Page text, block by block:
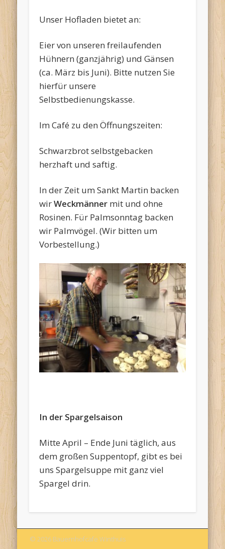
Unser Hofladen bietet an:
Eier von unseren freilaufenden
Hühnern (ganzjährig) und Gänsen
(ca. März bis Juni). Bitte nutzen Sie
hierfür unsere
Selbstbedienungskasse.
Im Café zu den Öffnungszeiten:
Schwarzbrot selbstgebacken
herzhaft und saftig.
In der Zeit um Sankt Martin backen
wirWeckmänner mit und ohne
Rosinen. Für Palmsonntag backen
wir Palmvögel. (Wir bitten um
Vorbestellung.)
In der Spargelsaison
Mitte April – Ende Juni täglich, aus
dem großen Suppentopf, gibt es bei
uns Spargelsuppe mit ganz viel
Spargel drin.
© 2026 Bauernhofcafe Winthuis